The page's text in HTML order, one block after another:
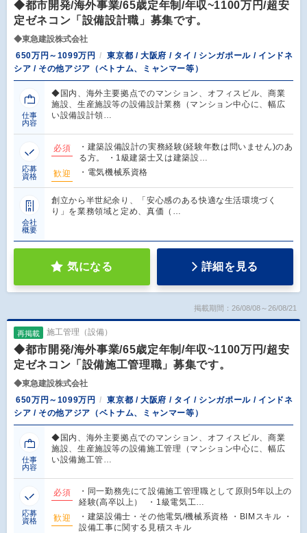
◆都市開発/海外事業/65歳定年制/年収~1100万円/超安
定ゼネコン「設備設計職」募集です。
◆東急建設株式会社
650万円～1099万円
東京都 / 大阪府 / タイ / シンガポール / インドネ
シア / その他アジア（ベトナム、ミャンマー等）
仕事
内容
◆国内、海外主要拠点でのマンション、オフィスビル、商業
施設、生産施設等の設備設計業務（マンション中心に、幅広
い設備設計領…
応募
資格
必須
・建築設備設計の実務経験(経験年数は問いません)のあ
る方。 ・1級建築士又は建築設…
歓迎
・電気機械系資格
会社
概要
創立から半世紀余り、「安心感のある快適な生活環境づく
り」を業務領域と定め、真価（…
気になる 詳細を見る
掲載期間：26/08/08～26/08/21
再掲載 施工管理（設備）
◆都市開発/海外事業/65歳定年制/年収~1100万円/超安
定ゼネコン「設備施工管理職」募集です。
◆東急建設株式会社
650万円～1099万円
東京都 / 大阪府 / タイ / シンガポール / インドネ
シア / その他アジア（ベトナム、ミャンマー等）
仕事
内容
◆国内、海外主要拠点でのマンション、オフィスビル、商業
施設、生産施設等の設備施工管理（マンション中心に、幅広
い設備施工管…
応募
資格
必須
・同一勤務先にて設備施工管理職として原則5年以上の
経験(高卒以上） ・1級電気工…
歓迎
・建築設備士・その他電気/機械系資格 ・BIMスキル ・
設備工事に関する見積スキル